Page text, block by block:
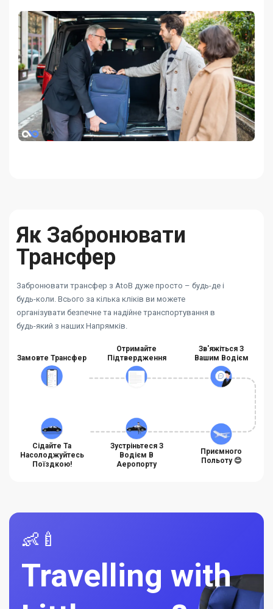
Як Забронювати
Трансфер
Забронювати трансфер з AtoB дуже просто – будь-де і
будь-коли. Всього за кілька кліків ви можете
організувати безпечне та надійне транспортування в
будь-який з наших Напрямків.
Замовте Трансфер
Отримайте
Підтвердження
Зв'яжіться З
Вашим Водієм
Сідайте Та
Насолоджуйтесь
Поїздкою!
Зустріньтеся З
Водієм В
Аеропорту
Приємного
Польоту 😊
👶🍼
Travelling with